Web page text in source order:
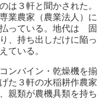
は３軒と聞かされた。
業農家（農業法人）に
っている。地代は 固
、持ち出しだけに陥っ
ている。
ンバイン・乾燥機を揃
た３軒の水稲耕作農家
親類が農機具類を持ち